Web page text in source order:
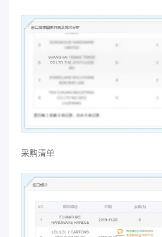
采购清单